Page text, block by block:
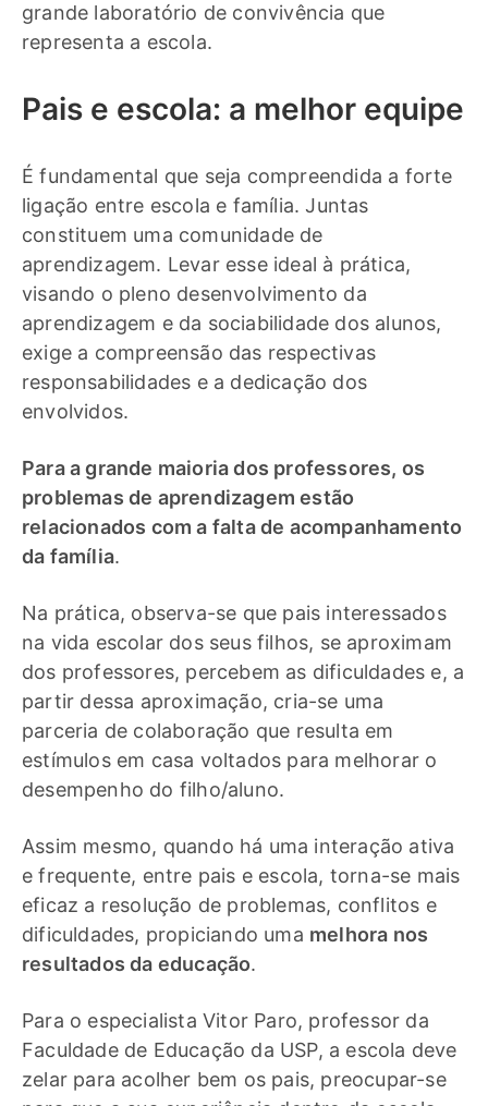
grande laboratório de convivência que
representa a escola.
Pais e escola: a melhor equipe
É fundamental que seja compreendida a forte
ligação entre escola e família. Juntas
constituem uma comunidade de
aprendizagem. Levar esse ideal à prática,
visando o pleno desenvolvimento da
aprendizagem e da sociabilidade dos alunos,
exige a compreensão das respectivas
responsabilidades e a dedicação dos
envolvidos.
Para a grande maioria dos professores, os
problemas de aprendizagem estão
relacionados com a falta de acompanhamento
da família.
Na prática, observa-se que pais interessados
na vida escolar dos seus filhos, se aproximam
dos professores, percebem as dificuldades e, a
partir dessa aproximação, cria-se uma
parceria de colaboração que resulta em
estímulos em casa voltados para melhorar o
desempenho do filho/aluno.
Assim mesmo, quando há uma interação ativa
e frequente, entre pais e escola, torna-se mais
eficaz a resolução de problemas, conflitos e
dificuldades, propiciando uma melhora nos
resultados da educação.
Para o especialista Vitor Paro, professor da
Faculdade de Educação da USP, a escola deve
zelar para acolher bem os pais, preocupar-se